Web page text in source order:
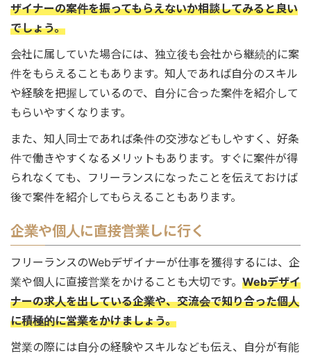
ザイナーの案件を振ってもらえないか相談してみると良い
でしょう。
会社に属していた場合には、独立後も会社から継続的に案
件をもらえることもあります。知人であれば自分のスキル
や経験を把握しているので、自分に合った案件を紹介して
もらいやすくなります。
また、知人同士であれば条件の交渉などもしやすく、好条
件で働きやすくなるメリットもあります。すぐに案件が得
られなくても、フリーランスになったことを伝えておけば
後で案件を紹介してもらえることもあります。
企業や個人に直接営業しに行く
フリーランスのWebデザイナーが仕事を獲得するには、企
業や個人に直接営業をかけることも大切です。 Webデザイ
ナーの求人を出している企業や、交流会で知り合った個人
に積極的に営業をかけましょう。
営業の際には自分の経験やスキルなども伝え、自分が有能